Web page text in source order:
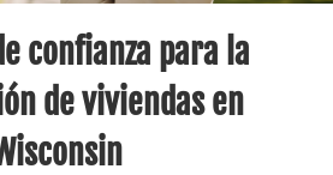
confianza para la
de viviendas en